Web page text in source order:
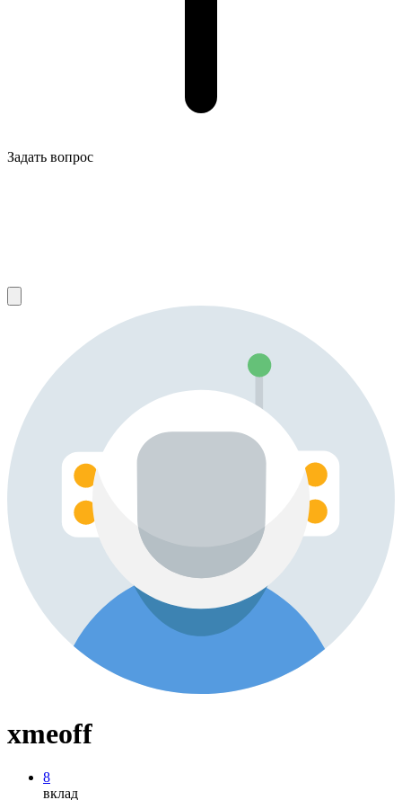
Задать вопрос
xmeoff
8
вклад